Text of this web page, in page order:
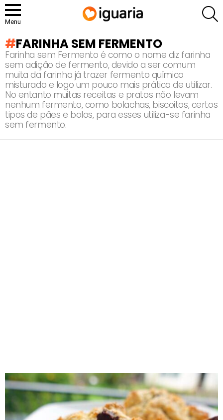
Menu
FARINHA SEM FERMENTO
Farinha sem Fermento é como o nome diz farinha
sem adição de fermento, devido a ser comum
muita da farinha já trazer fermento químico
misturado e logo um pouco mais prática de utilizar.
No entanto muitas receitas e pratos não levam
nenhum fermento, como bolachas, biscoitos, certos
tipos de pães e bolos, para esses utiliza-se farinha
sem fermento.
RECOMENDADOS